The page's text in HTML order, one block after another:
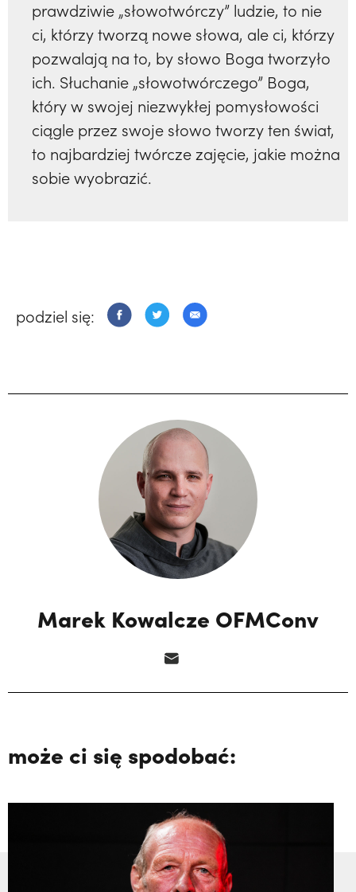
prawdziwie „słowotwórczy” ludzie, to nie
ci, którzy tworzą nowe słowa, ale ci, którzy
pozwalają na to, by słowo Boga tworzyło
ich. Słuchanie „słowotwórczego” Boga,
który w swojej niezwykłej pomysłowości
ciągle przez swoje słowo tworzy ten świat,
to najbardziej twórcze zajęcie, jakie można
sobie wyobrazić.
podziel się:
Marek Kowalcze OFMConv
może ci się spodobać: